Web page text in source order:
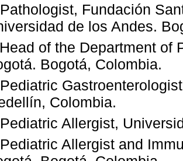
Pathologist, Fundación
de los Andes.
Head of the Department of
Bogotá, Colombia.
Pediatric
Colombia.
Pediatric Allergist,
Pediatric Allergist and